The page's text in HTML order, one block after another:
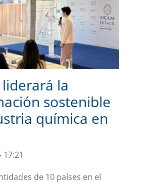
liderará la
sostenible
química en
de 10 países en el